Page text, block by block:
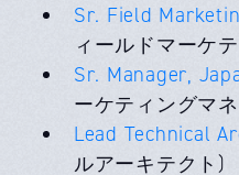
Sr. Field
ィールドマーケ
Sr. Manager,
ーケティングマネ
Lead Technical
ルアーキテクト)